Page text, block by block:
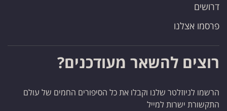
דרושים
פרסמו אצלנו
רוצים להשאר מעודכנים?
הרשמו לניוזלטר שלנו וקבלו את כל הסיפורים החמים של עולם
התקשורת ישרות למייל